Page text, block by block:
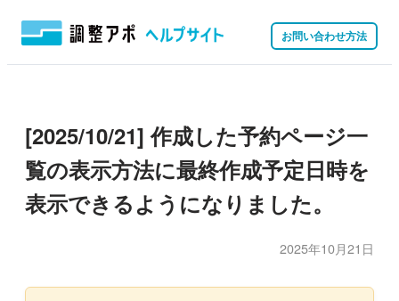
お問い合わせ方法
[2025/10/21] 作成した予約ページ一
覧の表示方法に最終作成予定日時を
表示できるようになりました。
2025年10月21日